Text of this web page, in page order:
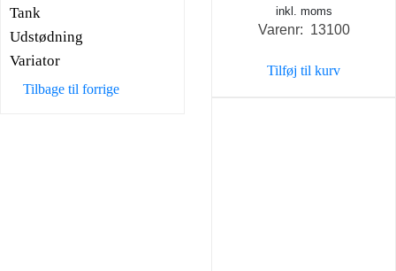
Tank
Udstødning
Variator
Tilbage til forrige
inkl. moms
Varenr: 13100
Tilføj til kurv